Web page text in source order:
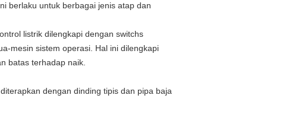
berlaku untuk berbagai jenis atap dan
listrik dilengkapi dengan switchs
mesin sistem operasi. Hal ini dilengkapi
batas terhadap naik.
dengan dinding tipis dan pipa baja